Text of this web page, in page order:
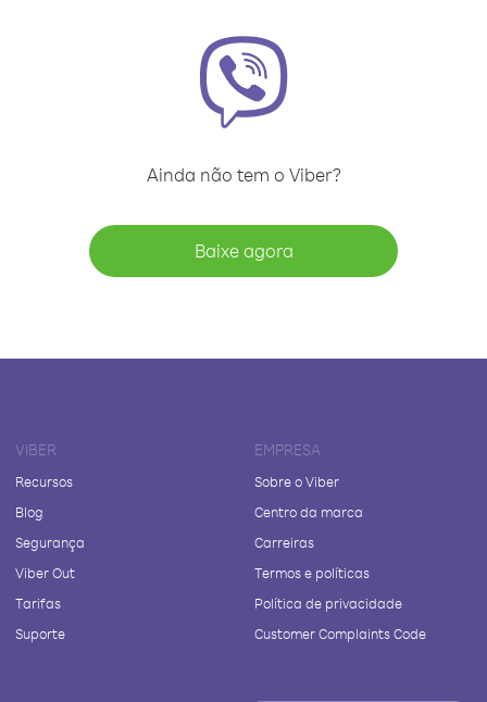
Ainda não tem o Viber?
Baixe agora
VIBER
Recursos
Blog
Segurança
Viber Out
Tarifas
Suporte
EMPRESA
Sobre o Viber
Centro da marca
Carreiras
Termos e políticas
Política de privacidade
Customer Complaints Code